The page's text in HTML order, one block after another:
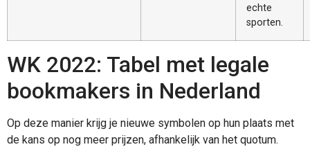
echte
sporten.
WK 2022: Tabel met legale
bookmakers in Nederland
Op deze manier krijg je nieuwe symbolen op hun plaats met
de kans op nog meer prijzen, afhankelijk van het quotum.